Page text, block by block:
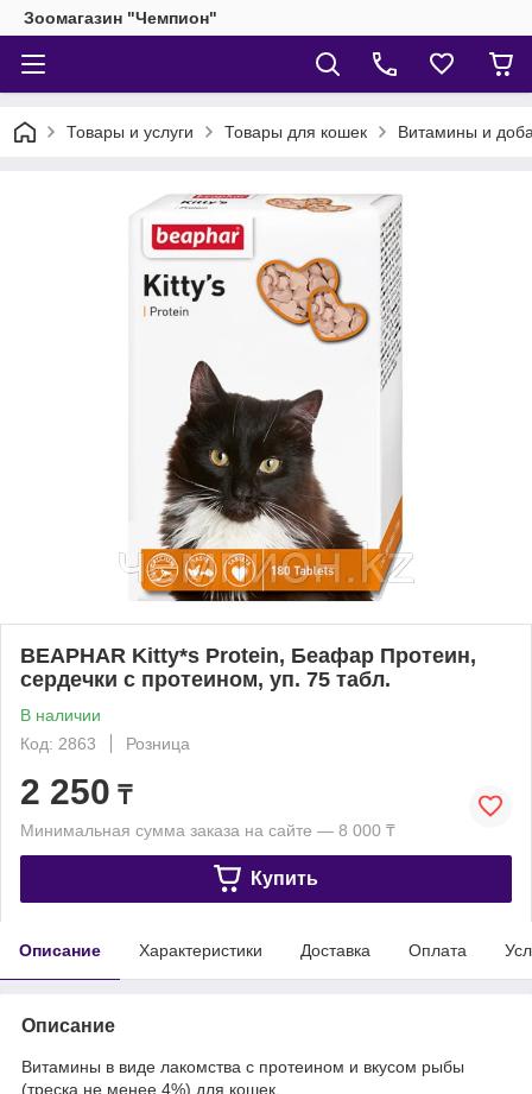
Зоомагазин "Чемпион"
Товары и услуги Товары для кошек Витамины и
BEAPHAR Kitty*s Protein, Беафар Протеин,
сердечки с протеином, уп. 75 табл.
В наличии
Код: 2863
Розница
2 250 ₸
Минимальная сумма заказа на сайте — 8 000 ₸
Купить
Описание Характеристики Доставка Оплата
Описание
Витамины в виде лакомства с протеином и вкусом рыбы
(треска не менее 4%) для кошек.